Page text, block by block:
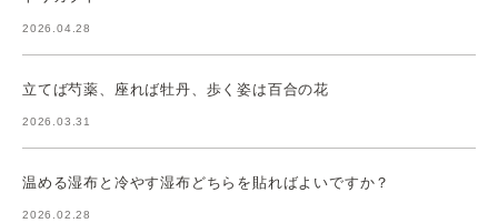
2026.04.28
立てば芍薬、座れば牡丹、歩く姿は百合の花
2026.03.31
温める湿布と冷やす湿布どちらを貼ればよいですか？
2026.02.28